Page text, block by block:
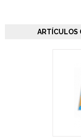
ARTÍCULOS